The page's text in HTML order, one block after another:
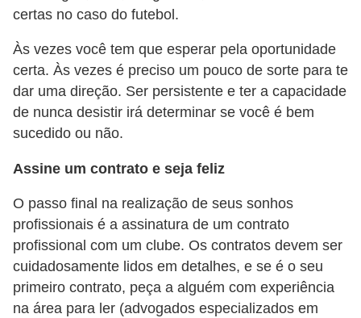
certas no caso do futebol.
Às vezes você tem que esperar pela oportunidade
certa. Às vezes é preciso um pouco de sorte para te
dar uma direção. Ser persistente e ter a capacidade
de nunca desistir irá determinar se você é bem
sucedido ou não.
Assine um contrato e seja feliz
O passo final na realização de seus sonhos
profissionais é a assinatura de um contrato
profissional com um clube. Os contratos devem ser
cuidadosamente lidos em detalhes, e se é o seu
primeiro contrato, peça a alguém com experiência
na área para ler (advogados especializados em